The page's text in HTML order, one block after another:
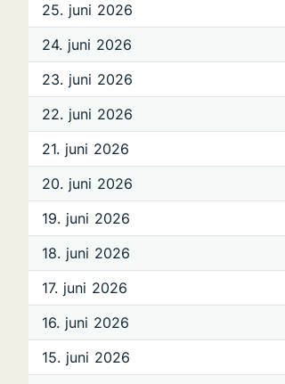
25. juni 2026
24. juni 2026
23. juni 2026
22. juni 2026
21. juni 2026
20. juni 2026
19. juni 2026
18. juni 2026
17. juni 2026
16. juni 2026
15. juni 2026